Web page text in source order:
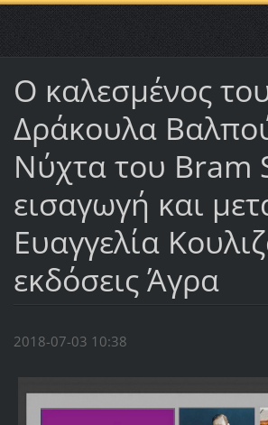
Ο καλεσμένος
Δράκουλα
Νύχτα του Bram
εισαγωγή και
Ευαγγελία
εκδόσεις Άγρα
2018-07-03 10:38